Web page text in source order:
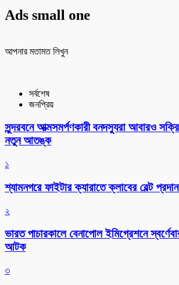
Ads small one
আপনার মতামত লিখুন
সর্বশেষ
জনপ্রিয়
সুন্দরবনে আত্মসমর্পণকারী বনদস্যুরা আবারও
নতুন আতঙ্ক
১
শ্যামনগরে ফাইটার ক্যারাতে ক্লাবের বেল্ট
২
ভারত পাচারকালে বেনাপোল ইমিগ্রেশনে
আটক
৩